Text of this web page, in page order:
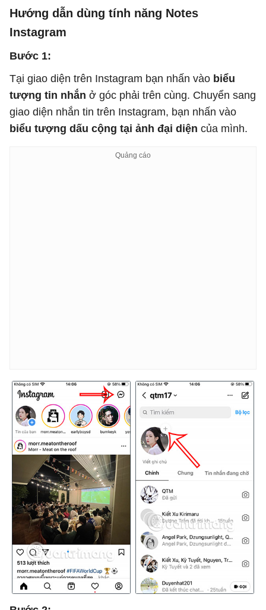
Hướng dẫn dùng tính năng Notes
Instagram
Bước 1:
Tại giao diện trên Instagram bạn nhấn vào biểu
tượng tin nhắn ở góc phải trên cùng. Chuyển sang
giao diện nhắn tin trên Instagram, bạn nhấn vào
biểu tượng dấu cộng tại ảnh đại diện của mình.